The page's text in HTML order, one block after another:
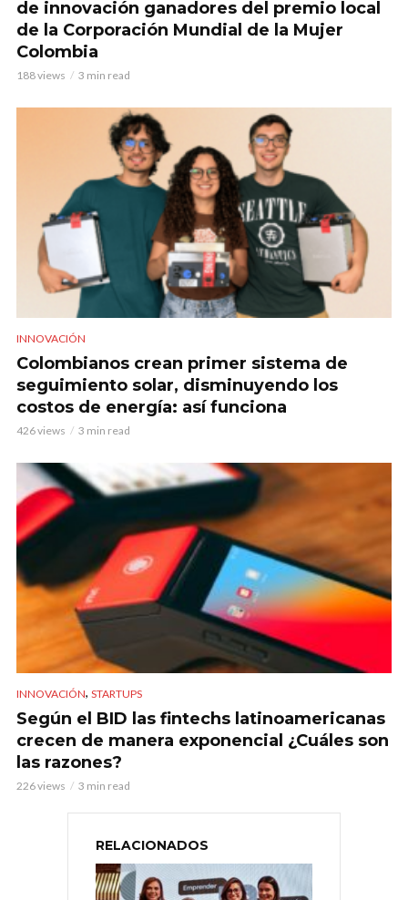
de innovación ganadores del premio local
de la Corporación Mundial de la Mujer
Colombia
188 views 3 min read
INNOVACIÓN
Colombianos crean primer sistema de
seguimiento solar, disminuyendo los
costos de energía: así funciona
426 views 3 min read
INNOVACIÓN, STARTUPS
Según el BID las fintechs latinoamericanas
crecen de manera exponencial ¿Cuáles son
las razones?
226 views 3 min read
RELACIONADOS